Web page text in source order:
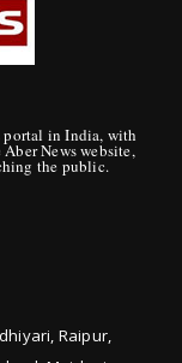
portal in India, with
News website,
the public.
Raipur,